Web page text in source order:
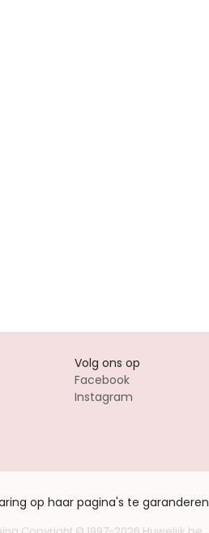
Volg ons op
Facebook
Instagram
op haar pagina's te garanderen